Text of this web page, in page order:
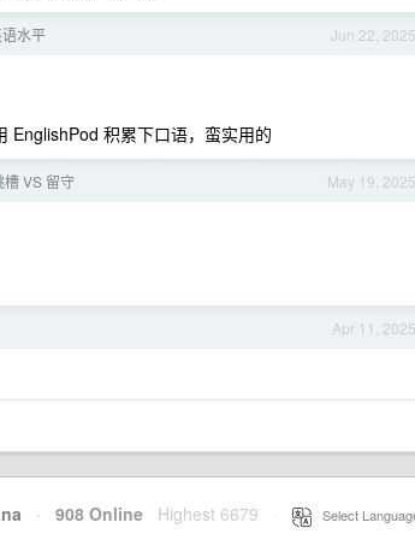
Jun 22, 2025
水平
EnglishPod 积累下口语，蛮实用的
May 19, 2025
VS 留守
Apr 11, 2025
· 908 Online Highest 6679 Select